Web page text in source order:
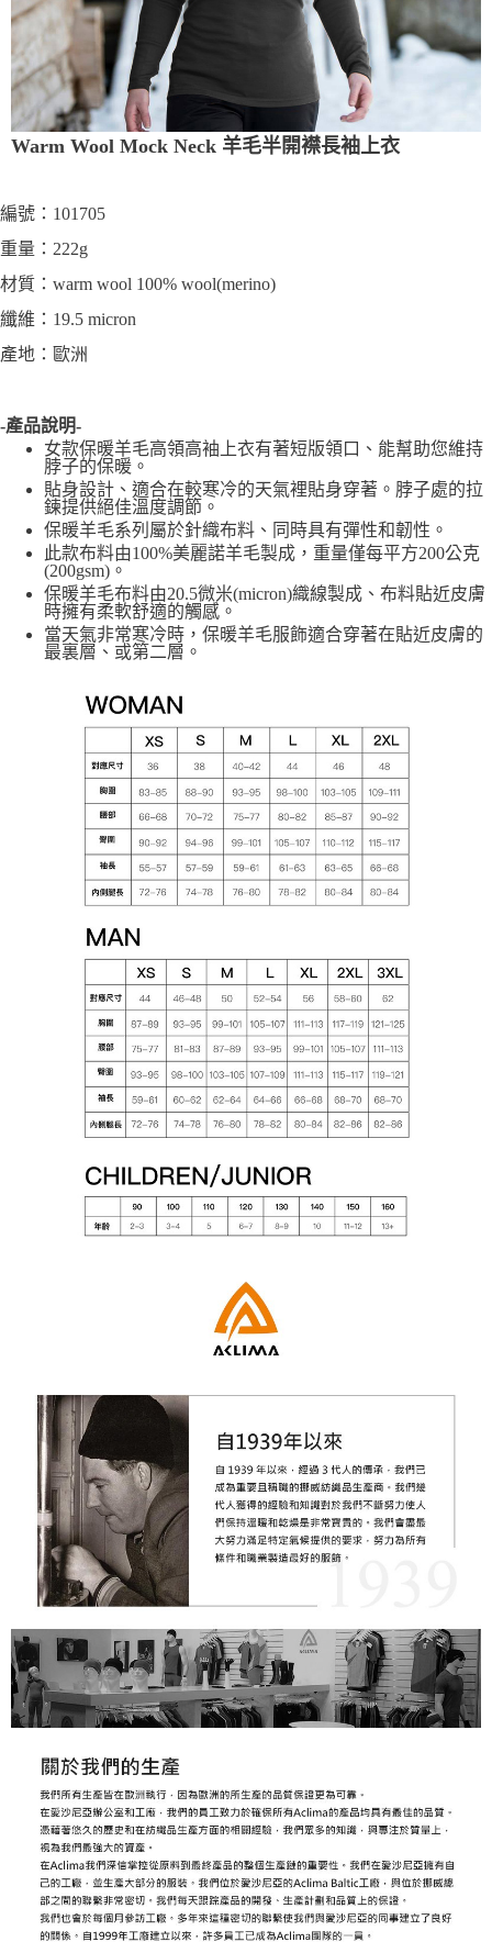
Warm Wool Mock Neck 羊毛半開襟長袖上衣
編號：101705
重量：222g
材質：warm wool 100% wool(merino)
纖維：19.5 micron
產地：歐洲
-產品說明-
女款保暖羊毛高領高袖上衣有著短版領口、能幫助您維持
脖子的保暖。
貼身設計、適合在較寒冷的天氣裡貼身穿著。脖子處的拉
鍊提供絕佳溫度調節。
保暖羊毛系列屬於針織布料、同時具有彈性和韌性。
此款布料由100%美麗諾羊毛製成，重量僅每平方200公克
(200gsm)。
保暖羊毛布料由20.5微米(micron)織線製成、布料貼近皮膚
時擁有柔軟舒適的觸感。
當天氣非常寒冷時，保暖羊毛服飾適合穿著在貼近皮膚的
最裏層、或第二層。